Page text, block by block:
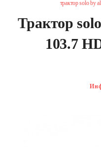
трактор solo by
Трактор
103.7